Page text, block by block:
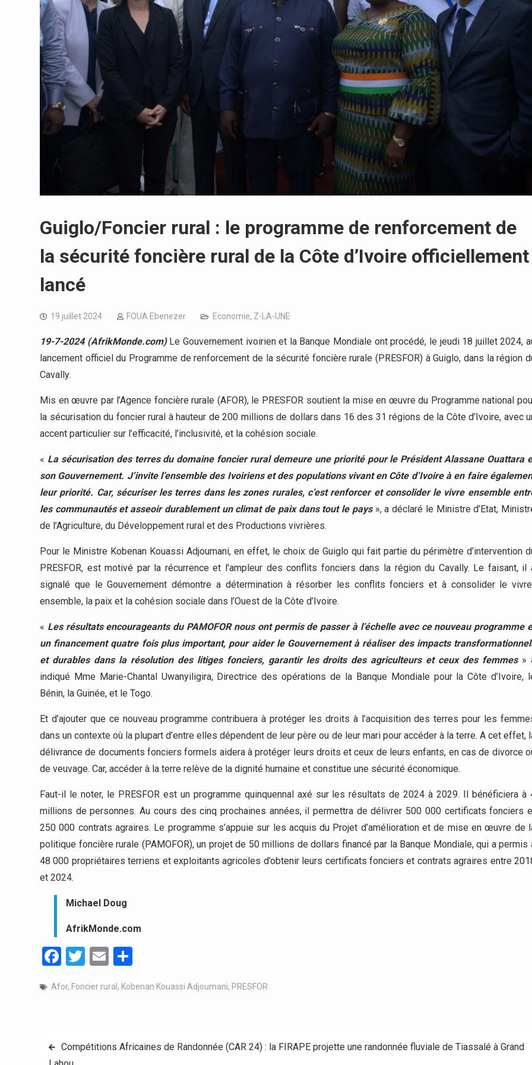
Guiglo/Foncier rural : le programme de renforcement de
la sécurité foncière rural de la Côte d’Ivoire officiellement
lancé
19 juillet 2024 FOUA Ebenezer Economie, Z-LA-UNE
19-7-2024 (AfrikMonde.com)Le Gouvernement ivoirien et la Banque Mondiale ont procédé, le jeudi 18 juillet 2024,
lancement officiel du Programme de renforcement de la sécurité foncière rurale (PRESFOR) à Guiglo, dans la région
Cavally.
Mis en œuvre par l’Agence foncière rurale (AFOR), le PRESFOR soutient la mise en œuvre du Programme national
la sécurisation du foncier rural à hauteur de 200 millions de dollars dans 16 des 31 régions de la Côte d’Ivoire, avec
accent particulier sur l’efficacité, l’inclusivité, et la cohésion sociale.
« La sécurisation des terres du domaine foncier rural demeure une priorité pour le Président Alassane Ouattara
son Gouvernement. J’invite l’ensemble des Ivoiriens et des populations vivant en Côte d’Ivoire à en faire
leur priorité. Car, sécuriser les terres dans les zones rurales, c’est renforcer et consolider le vivre ensemble
les communautés et asseoir durablement un climat de paix dans tout le pays», a déclaré le Ministre d’Etat,
de l’Agriculture, du Développement rural et des Productions vivrières.
Pour le Ministre Kobenan Kouassi Adjoumani, en effet, le choix de Guiglo qui fait partie du périmètre d’intervention
PRESFOR, est motivé par la récurrence et l’ampleur des conflits fonciers dans la région du Cavally. Le faisant, il
signalé que le Gouvernement démontre a détermination à résorber les conflits fonciers et à consolider le
ensemble, la paix et la cohésion sociale dans l’Ouest de la Côte d’Ivoire.
« Les résultats encourageants du PAMOFOR nous ont permis de passer à l’échelle avec ce nouveau programme
un financement quatre fois plus important, pour aider le Gouvernement à réaliser des impacts
et durables dans la résolution des litiges fonciers, garantir les droits des agriculteurs et ceux des femmes»
indiqué Mme Marie-Chantal Uwanyiligira, Directrice des opérations de la Banque Mondiale pour la Côte d’Ivoire,
Bénin, la Guinée, et le Togo.
Et d’ajouter que ce nouveau programme contribuera à protéger les droits à l’acquisition des terres pour les
dans un contexte où la plupart d’entre elles dépendent de leur père ou de leur mari pour accéder à la terre. A cet effet,
délivrance de documents fonciers formels aidera à protéger leurs droits et ceux de leurs enfants, en cas de divorce
de veuvage. Car, accéder à la terre relève de la dignité humaine et constitue une sécurité économique.
Faut-il le noter, le PRESFOR est un programme quinquennal axé sur les résultats de 2024 à 2029. Il bénéficiera à
millions de personnes. Au cours des cinq prochaines années, il permettra de délivrer 500 000 certificats fonciers
250 000 contrats agraires. Le programme s’appuie sur les acquis du Projet d’amélioration et de mise en œuvre de
politique foncière rurale (PAMOFOR), un projet de 50 millions de dollars financé par la Banque Mondiale, qui a permis
48 000 propriétaires terriens et exploitants agricoles d’obtenir leurs certificats fonciers et contrats agraires entre
et 2024.
Michael Doug
AfrikMonde.com
Facebook
Twitter
Email
Afor, Foncier rural , Kobenan Kouassi Adjoumani, PRESFOR
Navigation
Compétitions Africaines de Randonnée (CAR 24) : la FIRAPE projette une randonnée fluviale de Tiassalé à Grand